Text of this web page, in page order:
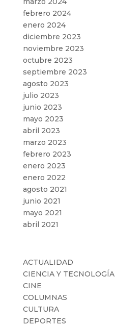
febrero 2024
enero 2024
diciembre 2023
noviembre 2023
octubre 2023
septiembre 2023
agosto 2023
julio 2023
junio 2023
mayo 2023
abril 2023
marzo 2023
febrero 2023
enero 2023
enero 2022
agosto 2021
junio 2021
mayo 2021
abril 2021
ACTUALIDAD
CIENCIA Y TECNOLOGÍA
CINE
COLUMNAS
CULTURA
DEPORTES